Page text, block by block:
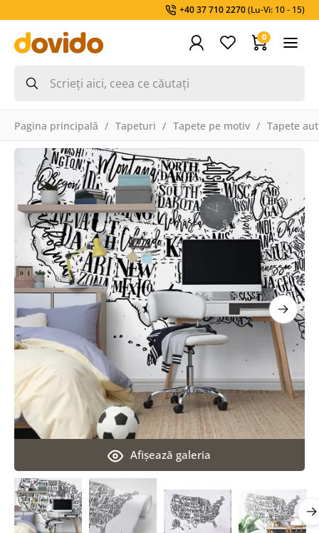
+40 37 710 2270(Lu-Vi: 10 - 15)
0
Pagina principală Tapeturi Tapete pe motiv Tapete
Afişează galeria